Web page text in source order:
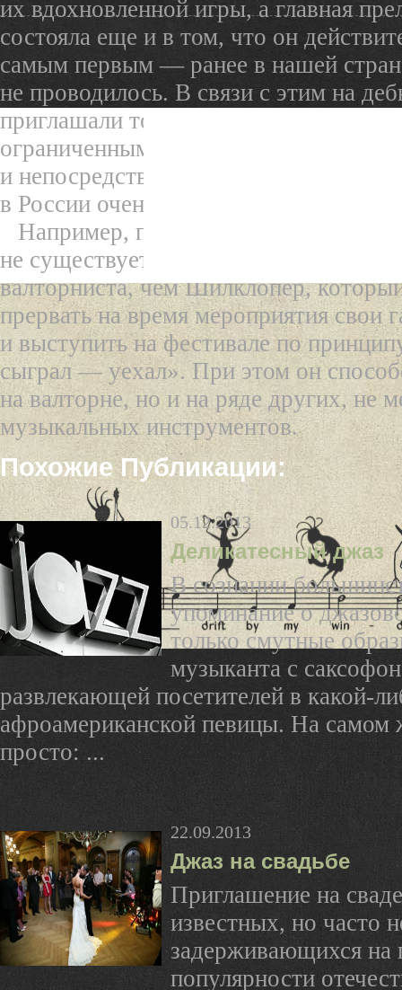
их вдохновленной игры, а главная
состояла еще и в том, что он
самым первым — ранее в нашей
не проводилось. В связи с этим на
приглашали только «своих», что
ограниченными финансовыми
и непосредственно гордостью
в России очень много талантливых
Например, по словам устроителей
не существует более талантливого и
валторниста, чем Шилклопер,
прервать на время мероприятия свои
и выступить на фестивале по
сыграл — уехал». При этом он
на валторне, но и на ряде других, не
музыкальных инструментов.
Похожие Публикации:
05.12.2013
Деликатесный джаз
В сознании
упоминание о
только смутные
музыканта с
развлекающей посетителей в какой-
афроамериканской певицы. На самом
просто: ...
22.09.2013
Джаз на свадьбе
Приглашение на
известных, но часто
задерживающихся на
популярности